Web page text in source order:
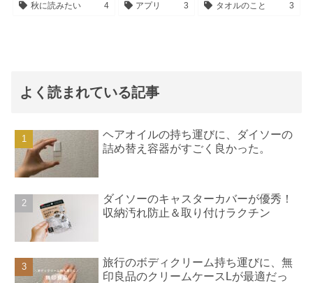
秋に読みたい 4 アプリ 3 タオルのこと 3
よく読まれている記事
ヘアオイルの持ち運びに、ダイソーの
詰め替え容器がすごく良かった。
ダイソーのキャスターカバーが優秀！
収納汚れ防止＆取り付けラクチン
旅行のボディクリーム持ち運びに、無
印良品のクリームケースLが最適だっ